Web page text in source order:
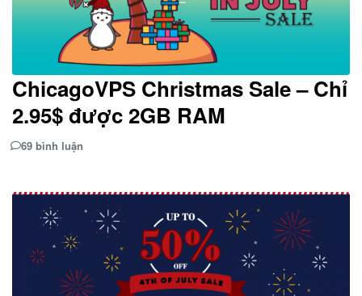
ChicagoVPS Christmas Sale – Chỉ
2.95$ được 2GB RAM
69 bình luận